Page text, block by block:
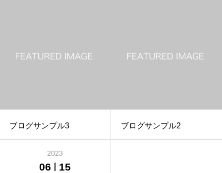
ブログサンプル3 ブログサンプル2
2023
06 15